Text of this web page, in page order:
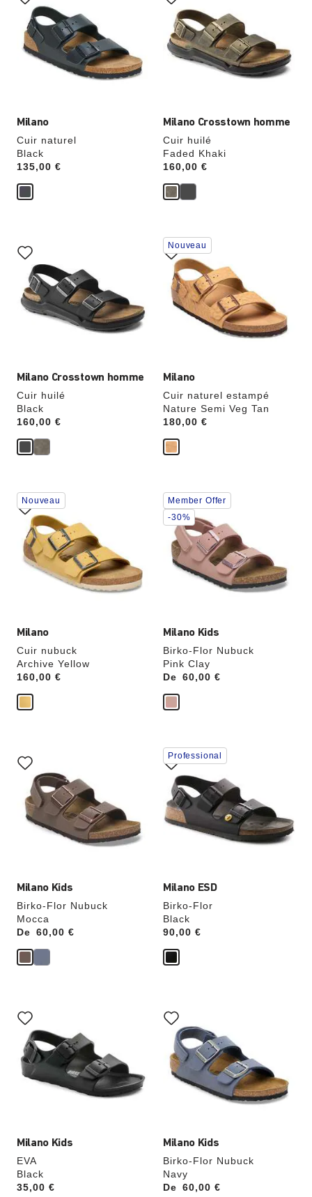
Milano
Cuir naturel
Black
Price:
135,00 €
les
échantillons
couleurs
modifiera
Milano Crosstown homme
Cuir huilé
Faded Khaki
Price:
160,00 €
les
échantillons
couleurs
modifiera
Milano Crosstown homme
Cuir huilé
Black
Price:
160,00 €
sur
les
échantillons
couleurs
modifiera
Milano
Cuir naturel estampé
Nature Semi Veg Tan
Price:
180,00 €
Cliquer
sur
les
échantillons
couleurs
modifiera
Nouveau
Milano
Cuir nubuck
Archive Yellow
Price:
160,00 €
Cliquer
sur
les
échantillons
de
couleurs
modifiera
Nouveau
Milano Kids
Birko-Flor Nubuck
Pink Clay
De
Price:60,00 €
Cliquer
sur
les
échantillons
couleurs
modifiera
l’image
Member Offer
-30%
Milano Kids
Birko-Flor Nubuck
Mocca
De
Price:60,00 €
sur
les
échantillons
couleurs
modifiera
l’image
Milano ESD
Birko-Flor
Black
Price:
90,00 €
Cliquer
sur
les
échantillons
de
couleurs
modifiera
Professional
Milano Kids
EVA
Black
Price:
35,00 €
sur
les
échantillons
de
couleurs
modifiera
Milano Kids
Birko-Flor Nubuck
Navy
De
Price:60,00 €
sur
les
échantillons
couleurs
modifiera
l’image